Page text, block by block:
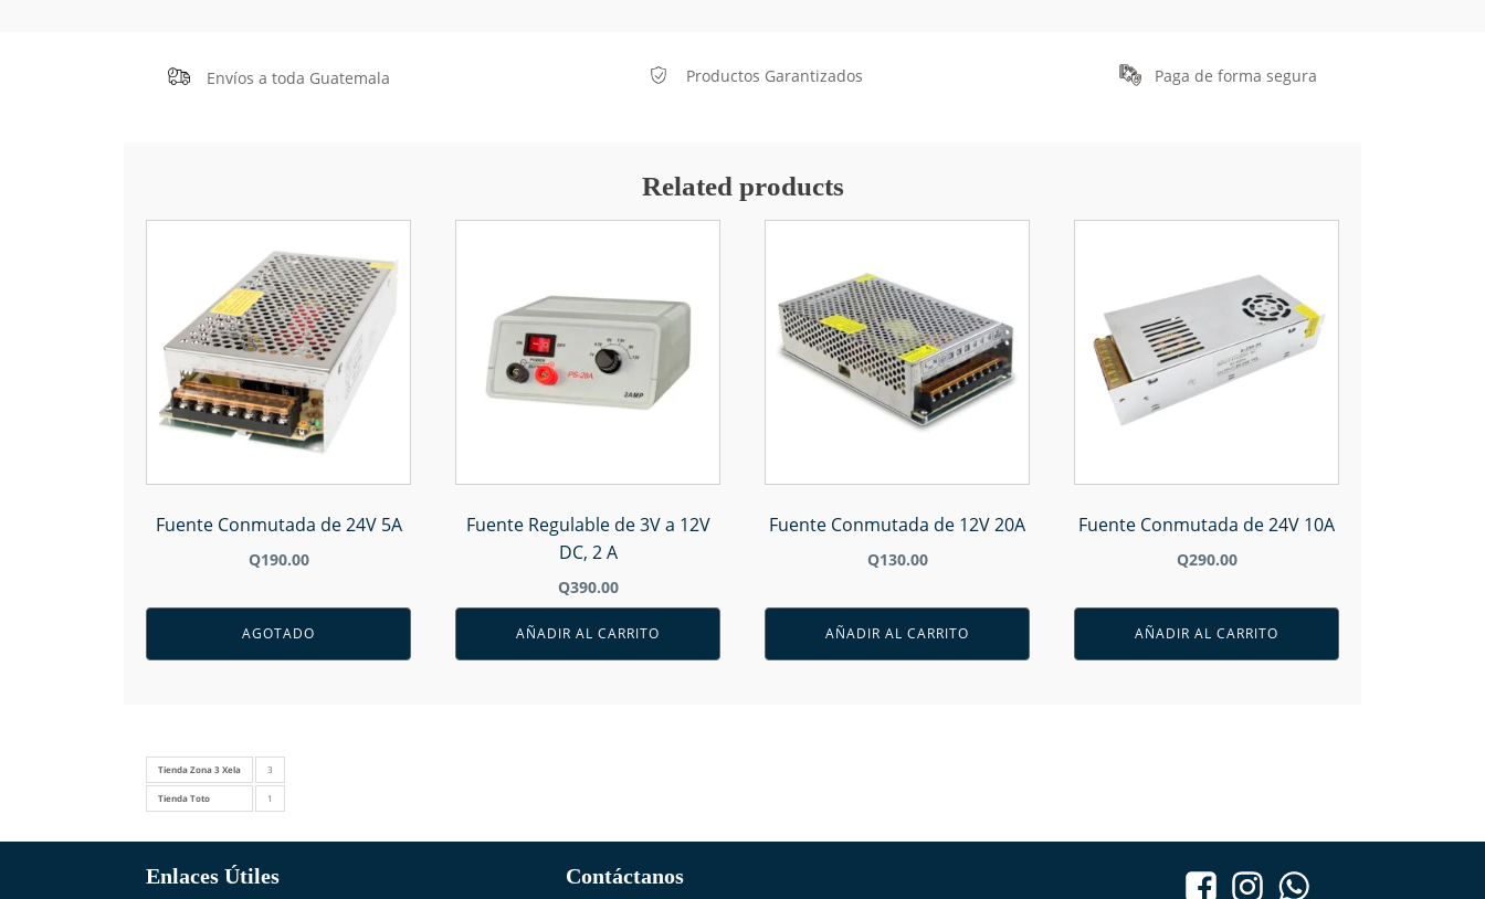
Envíos a toda Guatemala Productos Garantizados Paga de forma segura
Related products
Fuente Conmutada de 24V 5A
Q190.00
AGOTADO
Fuente Regulable de 3V a 12V
DC, 2 A
Q390.00
AÑADIR AL CARRITO
Fuente Conmutada de 12V 20A
Q130.00
AÑADIR AL CARRITO
Fuente Conmutada de 24V 10A
Q290.00
AÑADIR AL CARRITO
Tienda Zona 3 Xela 3
Tienda Toto 1
Enlaces Útiles Contáctanos